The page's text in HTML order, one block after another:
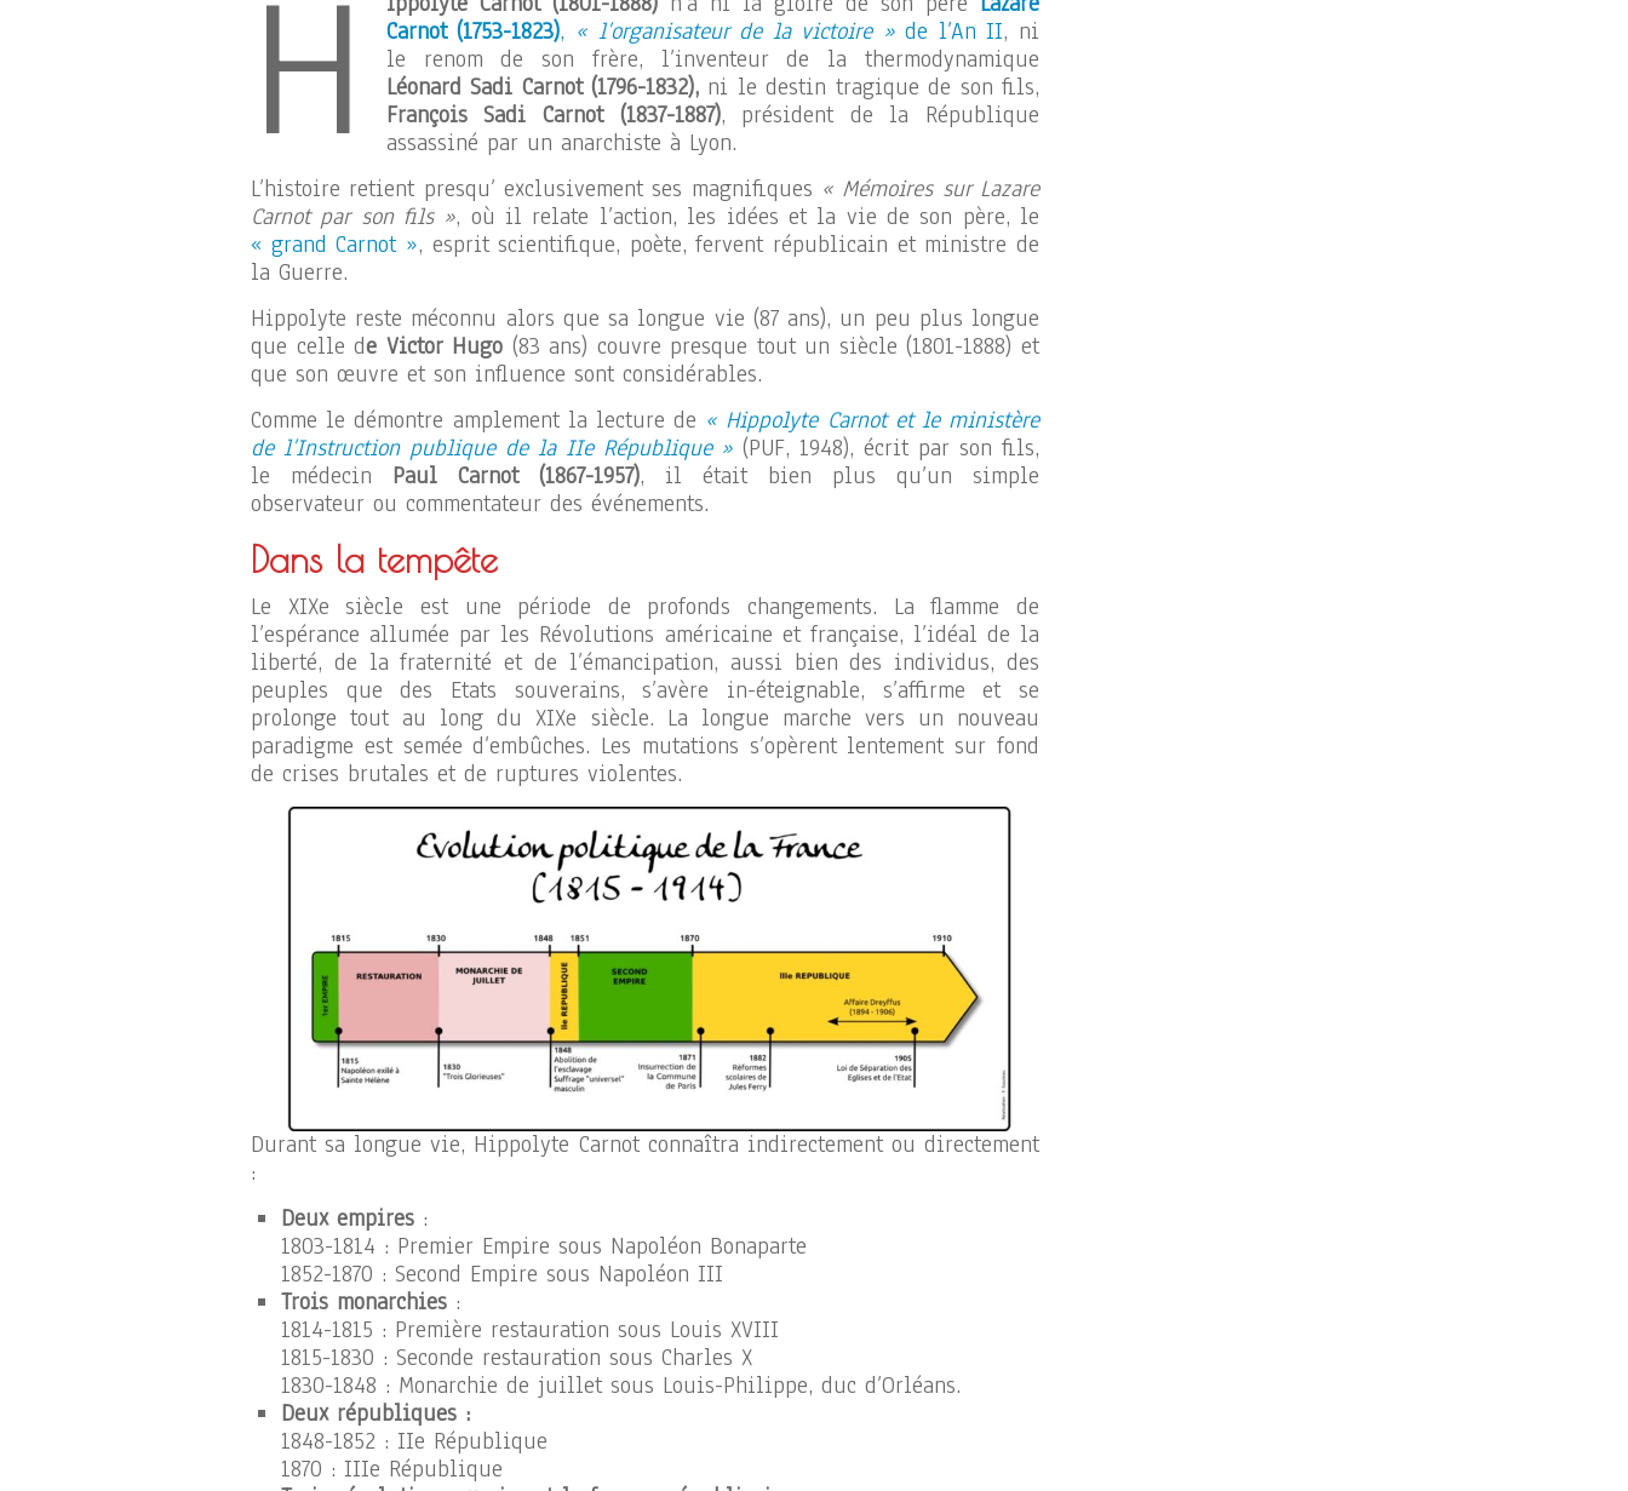
H
Carnot (1753-1823), « l’organisateur de la victoire »de l’An II, ni
le renom de son frère, l’inventeur de la thermodynamique
Léonard Sadi Carnot (1796-1832), ni le destin tragique de son fils,
François Sadi Carnot (1837-1887), président de la République
assassiné par un anarchiste à Lyon.
L’histoire retient presqu’ exclusivement ses magnifiques « Mémoires sur Lazare
Carnot par son fils », où il relate l’action, les idées et la vie de son père, le
« grand Carnot », esprit scientifique, poète, fervent républicain et ministre de
la Guerre.
Hippolyte reste méconnu alors que sa longue vie (87 ans), un peu plus longue
que celle de Victor Hugo (83 ans) couvre presque tout un siècle (1801-1888) et
que son œuvre et son influence sont considérables.
Comme le démontre amplement la lecture de « Hippolyte Carnot et le ministère
de l’Instruction publique de la IIe République »(PUF, 1948), écrit par son fils,
le médecin Paul Carnot (1867-1957), il était bien plus qu’un simple
observateur ou commentateur des événements.
Dans la tempête
Le XIXe siècle est une période de profonds changements. La flamme de
l’espérance allumée par les Révolutions américaine et française, l’idéal de la
liberté, de la fraternité et de l’émancipation, aussi bien des individus, des
peuples que des Etats souverains, s’avère in-éteignable, s’affirme et se
prolonge tout au long du XIXe siècle. La longue marche vers un nouveau
paradigme est semée d’embûches. Les mutations s’opèrent lentement sur fond
de crises brutales et de ruptures violentes.
Durant sa longue vie, Hippolyte Carnot connaîtra indirectement ou directement
:
Deux empires :
1803-1814 : Premier Empire sous Napoléon Bonaparte
1852-1870 : Second Empire sous Napoléon III
Trois monarchies :
1814-1815 : Première restauration sous Louis XVIII
1815-1830 : Seconde restauration sous Charles X
1830-1848 : Monarchie de juillet sous Louis-Philippe, duc d’Orléans.
Deux républiques :
1848-1852 : IIe République
1870 : IIIe République